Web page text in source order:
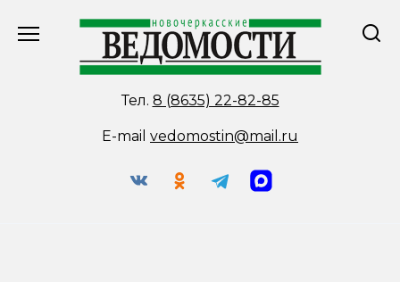
Тел. 8 (8635) 22-82-85
E-mail vedomostin@mail.ru